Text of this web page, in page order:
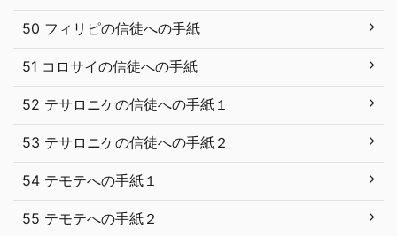
50 フィリピの信徒への手紙
51 コロサイの信徒への手紙
52 テサロニケの信徒への手紙１
53 テサロニケの信徒への手紙２
54 テモテへの手紙１
55 テモテへの手紙２